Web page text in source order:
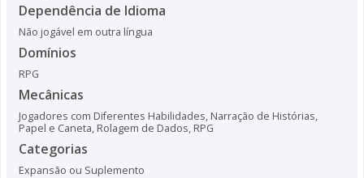
Dependência de Idioma
Não jogável em outra língua
Domínios
RPG
Mecânicas
Jogadores com Diferentes Habilidades, Narração de Histórias,
Papel e Caneta, Rolagem de Dados, RPG
Categorias
Expansão ou Suplemento